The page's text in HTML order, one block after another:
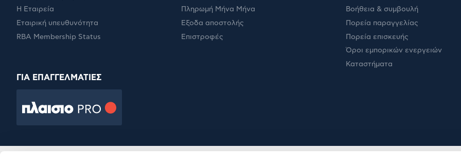
Η Εταιρεία
Εταιρική υπευθυνότητα
RBA Membership Status
Πληρωμή Μήνα Μήνα
Έξοδα αποστολής
Επιστροφές
Βοήθεια & συμβουλή
Πορεία παραγγελίας
Πορεία επισκευής
Όροι εμπορικών ενεργειών
Καταστήματα
ΓΙΑ ΕΠΑΓΓΕΛΜΑΤΙΕΣ